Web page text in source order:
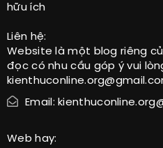
hữu ích
Liên hệ:
Website là một blog riêng
đọc có nhu cầu góp ý vui
Email:
Web hay: